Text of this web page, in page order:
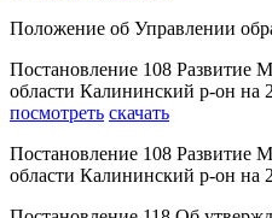
Положение об Управлении
Постановление 108 Развитие
области Калининский р-он на
посмотреть скачать
Постановление 108 Развитие
области Калининский р-он на